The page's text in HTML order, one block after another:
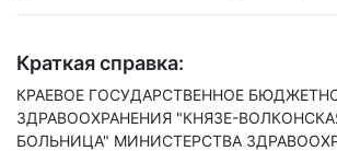
Краткая справка:
КРАЕВОЕ ГОСУДАРСТВЕННОЕ
ЗДРАВООХРАНЕНИЯ "КНЯЗЕ-
БОЛЬНИЦА" МИНИСТЕРСТВА